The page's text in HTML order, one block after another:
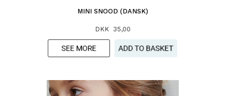
MINI SNOOD (DANSK)
DKK 35,00